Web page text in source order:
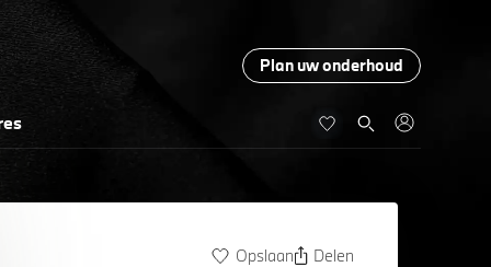
Plan uw onderhoud
Opslaan Delen